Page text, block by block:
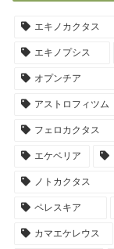
エキノカクタス
エキノプシス
オプンチア
アストロフィツム
フェロカクタス
エケベリア
ノトカクタス
ペレスキア
カマエケレウス